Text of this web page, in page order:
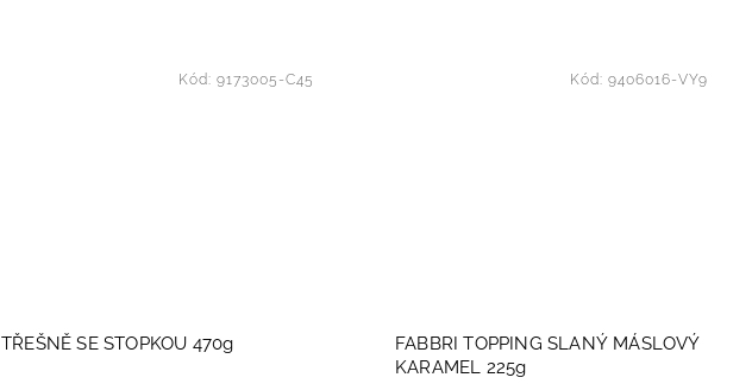
TŘEŠNĚ SE STOPKOU 470g
Kód: 9173005-C45
FABBRI TOPPING SLANÝ MÁSLOVÝ
KARAMEL 225g
Kód: 9406016-VY9